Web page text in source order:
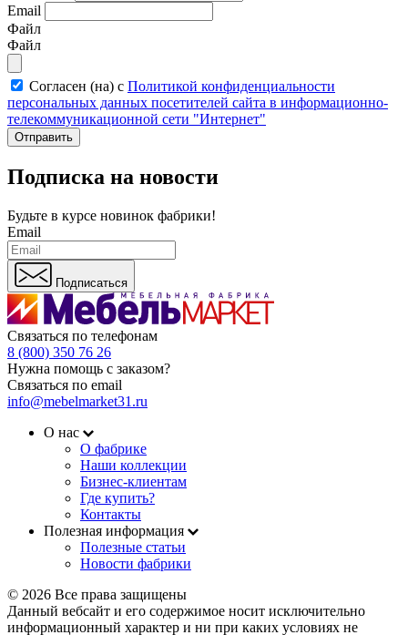
Email
Файл
Файл
Согласен (на) с Политикой конфиденциальности
персональных данных посетителей сайта в информационно-
телекоммуникационной сети "Интернет"
Отправить
Подписка на новости
Будьте в курсе новинок фабрики!
Email
Подписаться
Связаться по телефонам
8 (800) 350 76 26
Нужна помощь с заказом?
Связаться по email
info@mebelmarket31.ru
О нас
О фабрике
Наши коллекции
Бизнес-клиентам
Где купить?
Контакты
Полезная информация
Полезные статьи
Новости фабрики
© 2026 Все права защищены
Данный вебсайт и его содержимое носит исключительно
информационный характер и ни при каких условиях не